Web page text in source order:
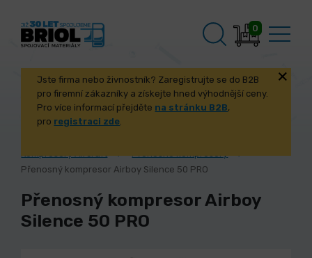
0
Jste firma nebo živnostník? Zaregistrujte se do B2B
pro firemní zákazníky a získejte hned výhodnější ceny.
Pro více informací přejděte na stránku B2B,
pro registraci zde.
Kompresory Aircraft
Přenosné kompresory
Přenosný kompresor Airboy Silence 50 PRO
Přenosný kompresor Airboy
Silence 50 PRO